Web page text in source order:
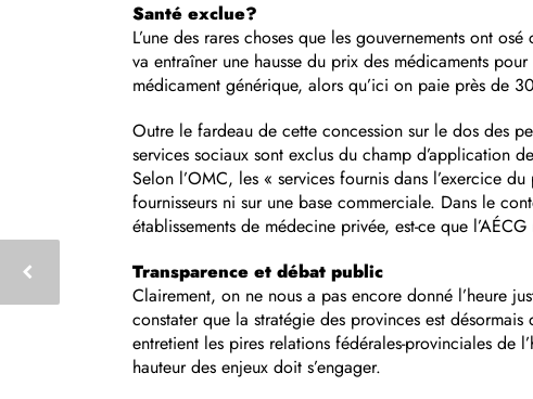
Santé exclue?
L’une des rares choses que les gouvernements ont
va entraîner une hausse du prix des médicaments
médicament générique, alors qu’ici on paie près de
Outre le fardeau de cette concession sur le dos des
services sociaux sont exclus du champ d’application
Selon l’OMC, les « services fournis dans l’exercice
fournisseurs ni sur une base commerciale. Dans le
établissements de médecine privée, est-ce que
Transparence et débat public
Clairement, on ne nous a pas encore donné l’heure
constater que la stratégie des provinces est
entretient les pires relations fédérales-provinciales de
hauteur des enjeux doit s’engager.